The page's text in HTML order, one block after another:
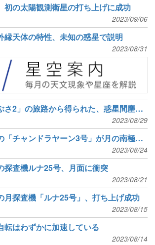
初の太陽観測衛星の打ち上げに成功
2023/09/06
縁天体の特性、未知の惑星で説明
2023/08/31
「はやぶさ2」の旅路から得られた、惑星間塵の分布情報
2023/08/29
インドの「チャンドラヤーン3号」が月の南極付近に着陸
2023/08/24
探査機ルナ25号、月面に衝突
2023/08/21
月探査機「ルナ25号」、打ち上げ成功
2023/08/15
転はわずかに加速している
2023/08/14